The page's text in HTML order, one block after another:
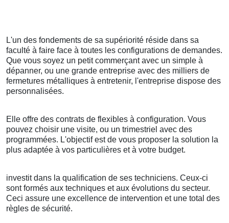
L'un des fondements de sa supériorité réside dans sa
faculté à faire face à toutes les configurations de demandes.
Que vous soyez un petit commerçant avec un simple à
dépanner, ou une grande entreprise avec des milliers de
fermetures métalliques à entretenir, l'entreprise dispose des
personnalisées.
Elle offre des contrats de flexibles à configuration. Vous
pouvez choisir une visite, ou un trimestriel avec des
programmées. L'objectif est de vous proposer la solution la
plus adaptée à vos particulières et à votre budget.
investit dans la qualification de ses techniciens. Ceux-ci
sont formés aux techniques et aux évolutions du secteur.
Ceci assure une excellence de intervention et une total des
règles de sécurité.